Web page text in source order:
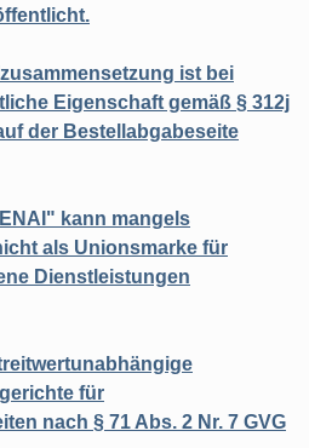
ist bei
Eigenschaft gemäß § 312j
der Bestellabgabeseite
kann mangels
als Unionsmarke für
Dienstleistungen
für
nach § 71 Abs. 2 Nr. 7 GVG